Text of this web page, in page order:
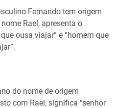
Fernando tem origem
Rael, apresenta o
ousa viajar” e “homem que
do nome de origem
com Rael, significa “senhor